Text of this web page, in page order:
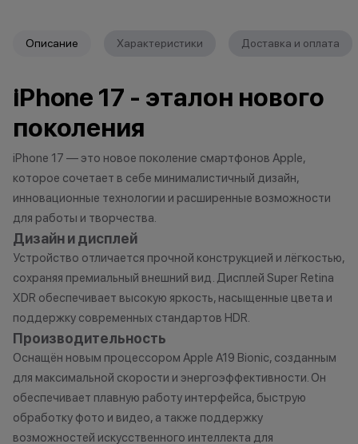
характер.
договора купли-продажи по
нарушение правил акции, иные
усмотрение имеет право
изменить условия акции в
одностороннем порядке.
Остались вопросы?
мессенджерах
характер.
причинам
нарушение
обоснованные
изменить
Описание Характеристики Доставка и оплата
iPhone 17 - эталон нового
поколения
iPhone 17 — это новое поколение смартфонов Apple,
которое сочетает в себе минималистичный дизайн,
инновационные технологии и расширенные возможности
для работы и творчества.
Дизайн и дисплей
Устройство отличается прочной конструкцией и лёгкостью,
сохраняя премиальный внешний вид. Дисплей Super Retina
XDR обеспечивает высокую яркость, насыщенные цвета и
поддержку современных стандартов HDR.
Производительность
Оснащён новым процессором Apple A19 Bionic, созданным
для максимальной скорости и энергоэффективности. Он
обеспечивает плавную работу интерфейса, быструю
обработку фото и видео, а также поддержку
возможностей искусственного интеллекта для